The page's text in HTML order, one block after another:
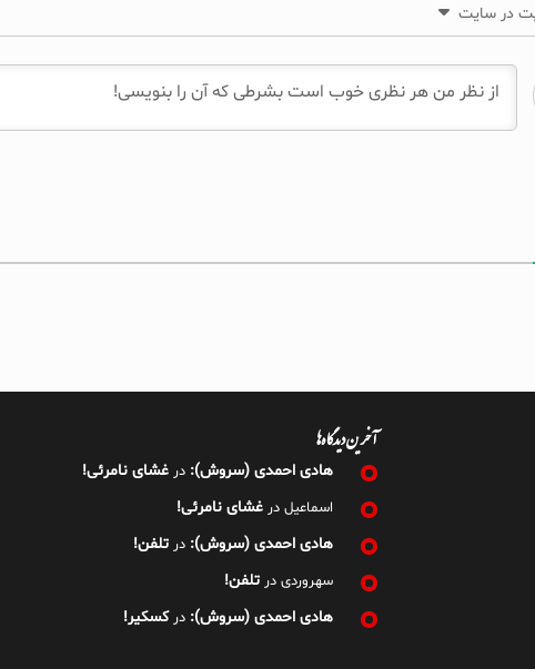
در سایت
آخرین دیدگاه‌ها
هادی احمدی (سروش): درغشای نامرئی!
اسماعیل درغشای نامرئی!
هادی احمدی (سروش): درتلفن!
سهروردی درتلفن!
هادی احمدی (سروش): درکسکیر!